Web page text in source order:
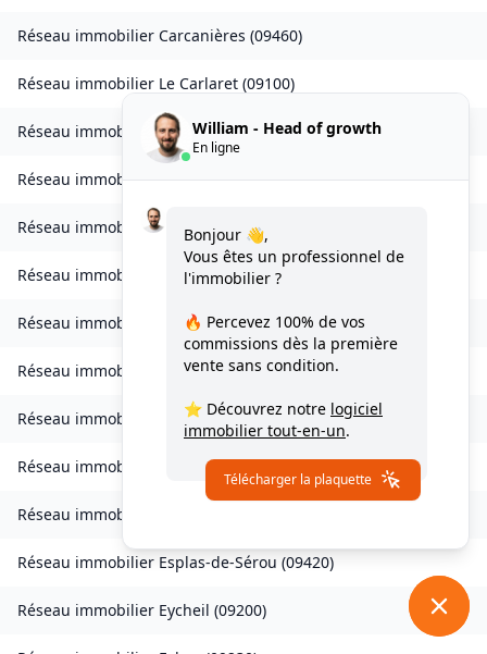
Réseau immobilier Carcanières (09460)
Réseau immobilier Le Carlaret (09100)
Réseau immobilierCaumont(09160)
Réseau immobilierCaychax(09250)
Réseau immobilierCazenave-Serres-et-Allens
Réseau immobilier Celles(09000)
Réseau immobilier Château-Verdun(09310)
Réseau immobilier Clermont (09420)
Réseau immobilier Coussa(09120
Réseau immobilier Daumazan-sur-Arize
Réseau immobilier
Réseau immobilier Esplas-de-Sérou (09420)
Réseau immobilier Eycheil (09200)
William - Head of growth
En ligne
Bonjour 👋,
Vous êtes un professionnel de
l'immobilier ?
🔥 Percevez 100% de vos
commissions dès la première
vente sans condition.
⭐ Découvrez notre logiciel
immobilier tout-en-un.
Télécharger la plaquette